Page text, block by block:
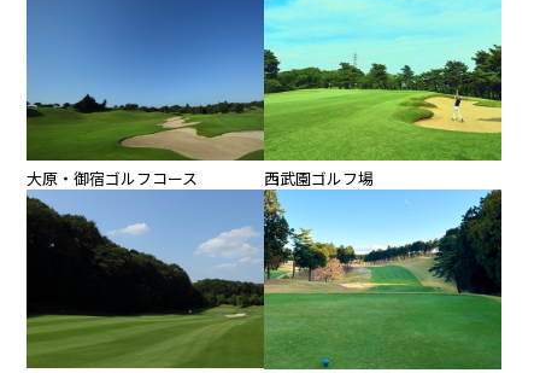
大原・御宿ゴルフコース 西武園ゴルフ場